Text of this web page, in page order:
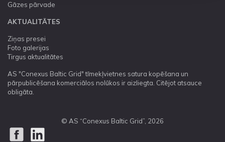
Gāzes pārvade
AKTUALITĀTES
Ziņas presei
Foto galerijas
Tirgus aktualitātes
AS "Conexus Baltic Grid" tīmekļvietnes satura kopēšana un
pārpublicēšana komerciālos nolūkos ir aizliegta. Citējot atsauce
obligāta.
© AS “Conexus Baltic Grid”, 2026